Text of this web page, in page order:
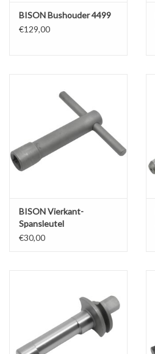
BISON Bushouder 4499
€129,00
BISON Vierkant-
Spansleutel
€30,00